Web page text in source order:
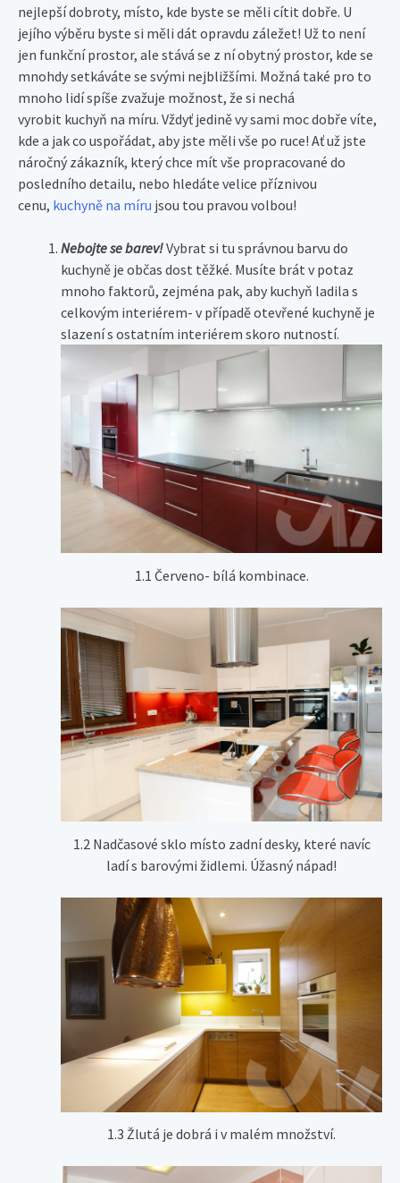
nejlepší dobroty, místo, kde byste se měli cítit dobře. U
jejího výběru byste si měli dát opravdu záležet! Už to není
jen funkční prostor, ale stává se z ní obytný prostor, kde se
mnohdy setkáváte se svými nejbližšími. Možná také pro to
mnoho lidí spíše zvažuje možnost, že si nechá
vyrobit kuchyň na míru. Vždyť jedině vy sami moc dobře víte,
kde a jak co uspořádat, aby jste měli vše po ruce! Ať už jste
náročný zákazník, který chce mít vše propracované do
posledního detailu, nebo hledáte velice příznivou
cenu, kuchyně na míru jsou tou pravou volbou!
Nebojte se barev!Vybrat si tu správnou barvu do
kuchyně je občas dost těžké. Musíte brát v potaz
mnoho faktorů, zejména pak, aby kuchyň ladila s
celkovým interiérem- v případě otevřené kuchyně je
slazení s ostatním interiérem skoro nutností.
1.1 Červeno- bílá kombinace.
1.2 Nadčasové sklo místo zadní desky, které navíc
ladí s barovými židlemi. Úžasný nápad!
1.3 Žlutá je dobrá i v malém množství.